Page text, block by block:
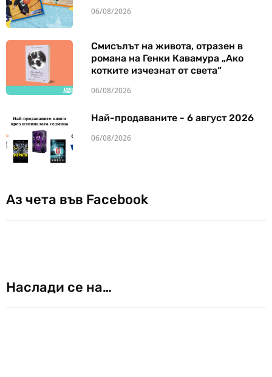
06/08/2026
Смисълът на живота, отразен в
романа на Генки Кавамура „Ако
котките изчезнат от света“
06/08/2026
Най-продаваните - 6 август 2026
06/08/2026
Аз чета във Facebook
Наслади се на…